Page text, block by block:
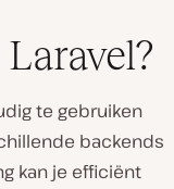
te gebruiken
backends
kan je efficiënt